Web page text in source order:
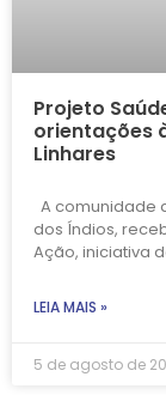
Projeto
orientações
Linhares
A comunidade
dos Índios,
Ação, iniciativa
LEIA MAIS »
5 de agosto de